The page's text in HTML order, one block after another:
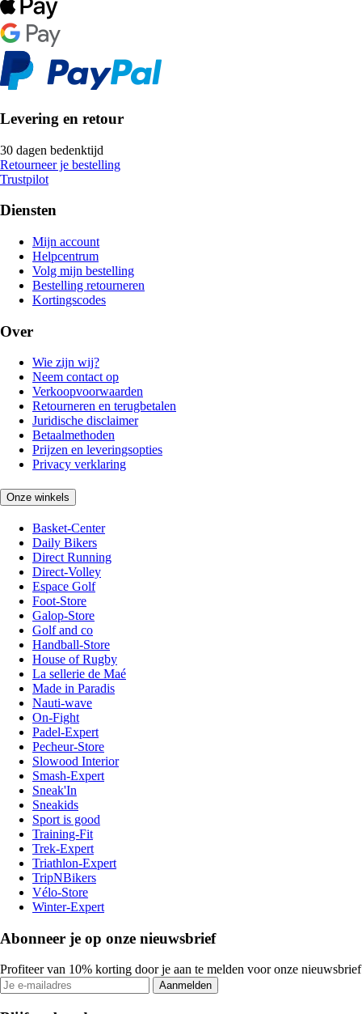
Levering en retour
30 dagen bedenktijd
Retourneer je bestelling
Trustpilot
Diensten
Mijn account
Helpcentrum
Volg mijn bestelling
Bestelling retourneren
Kortingscodes
Over
Wie zijn wij?
Neem contact op
Verkoopvoorwaarden
Retourneren en terugbetalen
Juridische disclaimer
Betaalmethoden
Prijzen en leveringsopties
Privacy verklaring
Onze winkels
Basket-Center
Daily Bikers
Direct Running
Direct-Volley
Espace Golf
Foot-Store
Galop-Store
Golf and co
Handball-Store
House of Rugby
La sellerie de Maé
Made in Paradis
Nauti-wave
On-Fight
Padel-Expert
Pecheur-Store
Slowood Interior
Smash-Expert
Sneak'In
Sneakids
Sport is good
Training-Fit
Trek-Expert
Triathlon-Expert
TripNBikers
Vélo-Store
Winter-Expert
Abonneer je op onze nieuwsbrief
Profiteer van 10% korting door je aan te melden voor onze nieuwsbrief
Aanmelden